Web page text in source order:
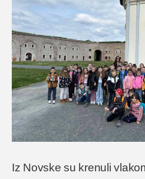
Iz Novske su krenuli